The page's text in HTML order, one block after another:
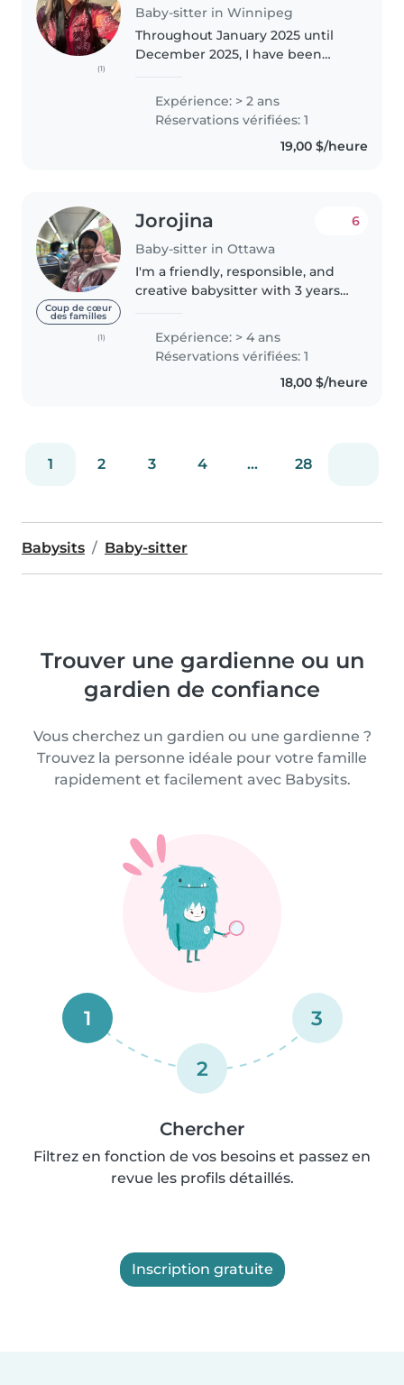
(1)
Baby-sitter in Winnipeg
Throughout January 2025 until
December 2025, I have been
Practitioner with Brightsparks,
and during that time, I found
that I am passionate about
Expérience: > 2 ans
Réservations vérifiées: 1
19,00 $/heure
Coup de cœur
des familles
(1)
Jorojina
Baby-sitter in Ottawa
6
I'm a friendly, responsible, and
creative babysitter with 3 years
and toddlers. I have a high
school diploma and enjoy
engaging children through
Expérience: > 4 ans
Réservations vérifiées: 1
18,00 $/heure
1 2 3 4 ... 28
Babysits Baby-sitter
Trouver une gardienne ou un
gardien de confiance
Vous cherchez un gardien ou une gardienne ?
Trouvez la personne idéale pour votre famille
rapidement et facilement avec Babysits.
1
2
3
Chercher
Filtrez en fonction de vos besoins et passez en
revue les profils détaillés.
Inscription gratuite